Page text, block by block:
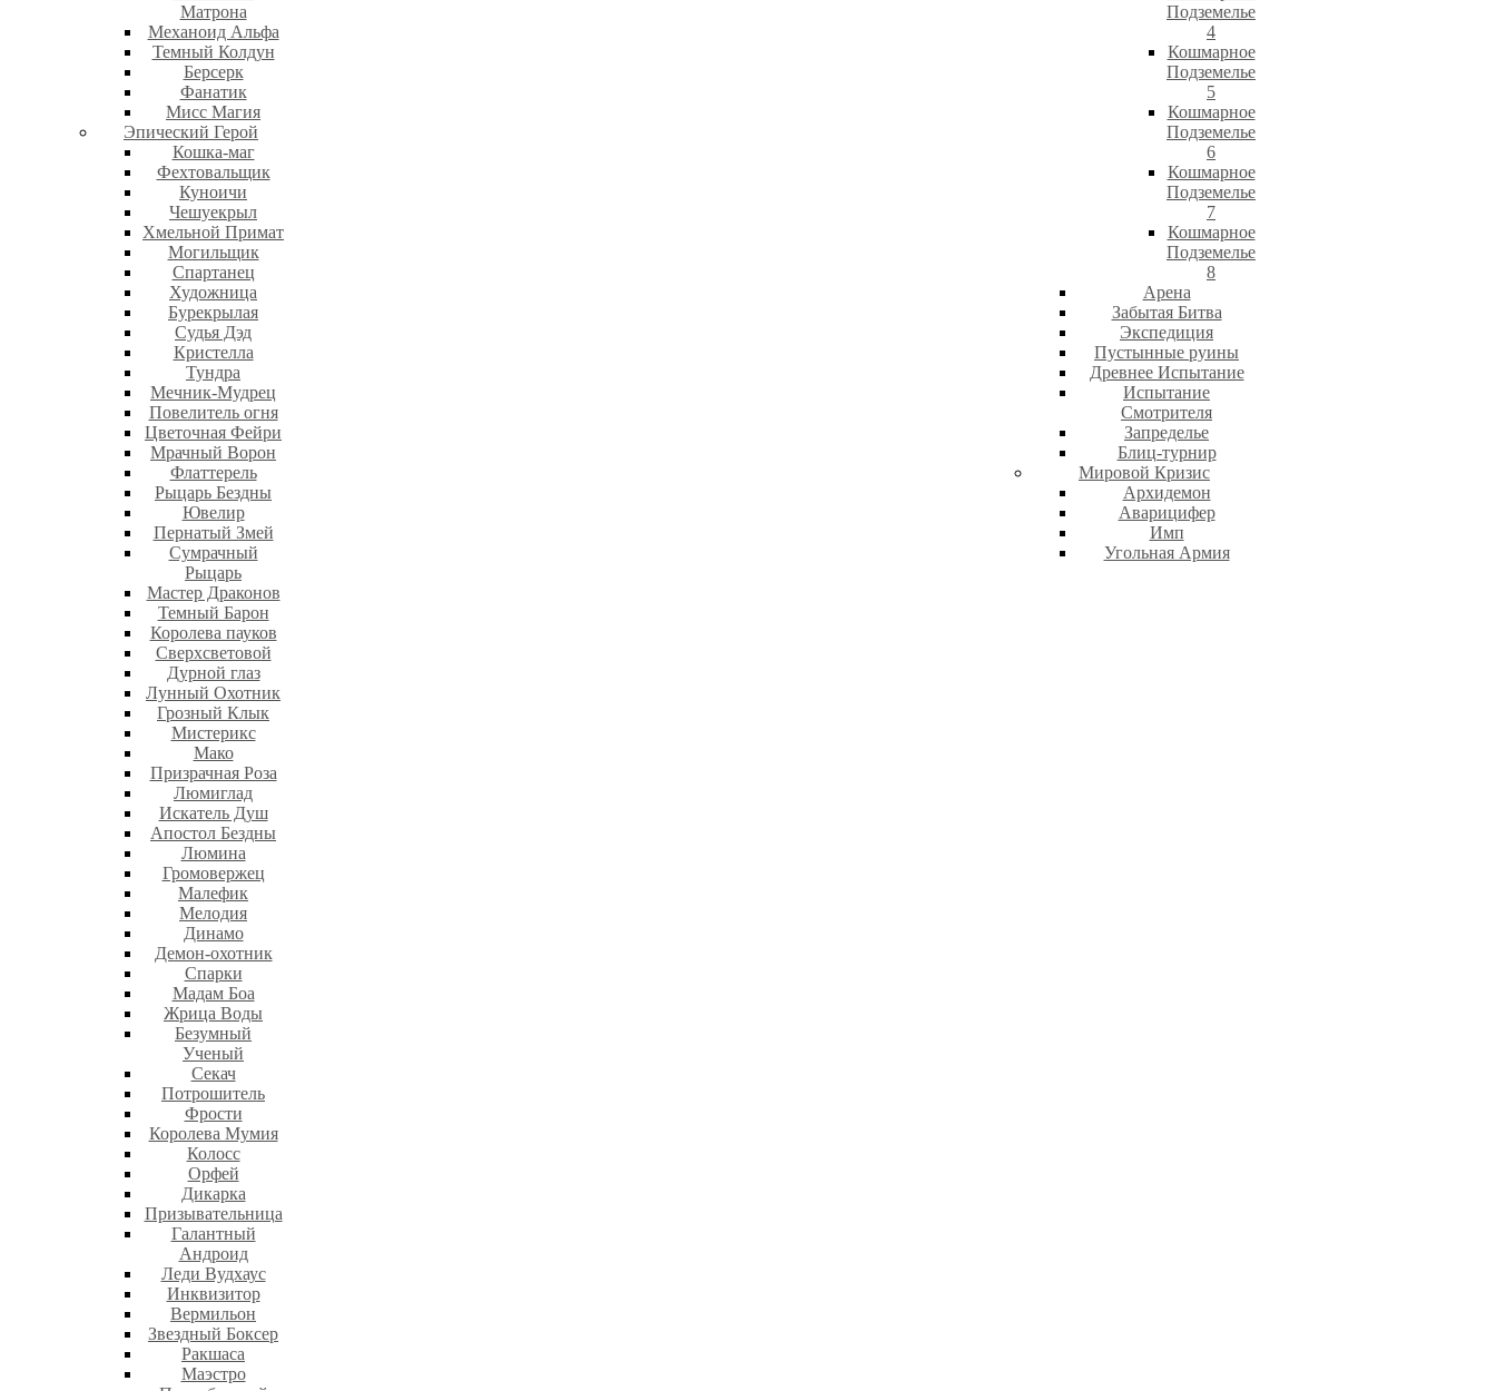
Матрона
Механоид Альфа
Темный Колдун
Берсерк
Фанатик
Мисс Магия
Эпический Герой
Кошка-маг
Фехтовальщик
Куноичи
Чешуекрыл
Хмельной Примат
Могильщик
Спартанец
Художница
Бурекрылая
Судья Дэд
Кристелла
Тундра
Мечник-Мудрец
Повелитель огня
Цветочная Фейри
Мрачный Ворон
Флаттерель
Рыцарь Бездны
Ювелир
Пернатый Змей
Сумрачный
Рыцарь
Мастер Драконов
Темный Барон
Королева пауков
Сверхсветовой
Дурной глаз
Лунный Охотник
Грозный Клык
Мистерикс
Мако
Призрачная Роза
Люмиглад
Искатель Душ
Апостол Бездны
Люмина
Громовержец
Малефик
Мелодия
Динамо
Демон-охотник
Спарки
Мадам Боа
Жрица Воды
Безумный
Ученый
Секач
Потрошитель
Фрости
Королева Мумия
Колосс
Орфей
Дикарка
Призывательница
Галантный
Андроид
Леди Вудхаус
Инквизитор
Вермильон
Звездный Боксер
Ракшаса
Маэстро
Подземелье
4
Кошмарное
Подземелье
5
Кошмарное
Подземелье
6
Кошмарное
Подземелье
7
Кошмарное
Подземелье
8
Арена
Забытая Битва
Экспедиция
Пустынные руины
Древнее Испытание
Испытание
Смотрителя
Запределье
Блиц-турнир
Мировой Кризис
Архидемон
Аварицифер
Имп
Угольная Армия